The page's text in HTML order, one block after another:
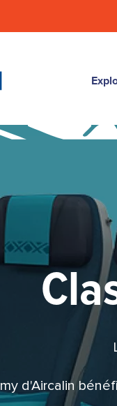
d'Aircalin